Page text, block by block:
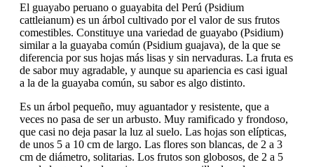
El guayabo peruano o guayabita del Perú (Psidium
cattleianum) es un árbol cultivado por el valor de sus frutos
comestibles. Constituye una variedad de guayabo (Psidium)
similar a la guayaba común (Psidium guajava), de la que se
diferencia por sus hojas más lisas y sin nervaduras. La fruta es
de sabor muy agradable, y aunque su apariencia es casi igual
a la de la guayaba común, su sabor es algo distinto.
Es un árbol pequeño, muy aguantador y resistente, que a
veces no pasa de ser un arbusto. Muy ramificado y frondoso,
que casi no deja pasar la luz al suelo. Las hojas son elípticas,
de unos 5 a 10 cm de largo. Las flores son blancas, de 2 a 3
cm de diámetro, solitarias. Los frutos son globosos, de 2 a 5